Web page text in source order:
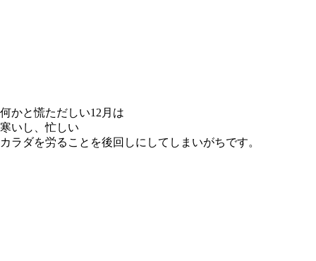
何かと慌ただしい12月は
寒いし、忙しい
カラダを労ることを後回しにしてしまいがちです。